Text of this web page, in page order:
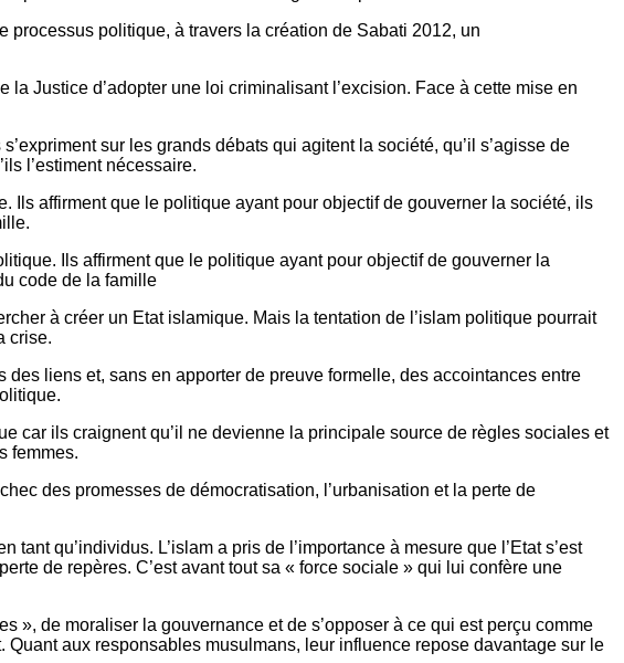
processus politique, à travers la création de Sabati 2012, un
Justice d’adopter une loi criminalisant l’excision. Face à cette mise en
sur les grands débats qui agitent la société, qu’il s’agisse de
l’estiment nécessaire.
affirment que le politique ayant pour objectif de gouverner la société, ils
Ils affirment que le politique ayant pour objectif de gouverner la
code de la famille
à créer un Etat islamique. Mais la tentation de l’islam politique pourrait
crise.
liens et, sans en apporter de preuve formelle, des accointances entre
car ils craignent qu’il ne devienne la principale source de règles sociales et
femmes.
des promesses de démocratisation, l’urbanisation et la perte de
qu’individus. L’islam a pris de l’importance à mesure que l’Etat s’est
de repères. C’est avant tout sa « force sociale » qui lui confère une
», de moraliser la gouvernance et de s’opposer à ce qui est perçu comme
aux responsables musulmans, leur influence repose davantage sur le